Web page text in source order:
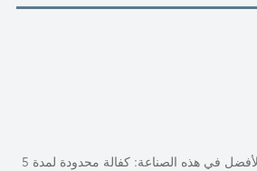
ندعم أقمشتنا بكفالة تعد الأفضل في هذه الصناعة: كفالة محدودة لمدة 5